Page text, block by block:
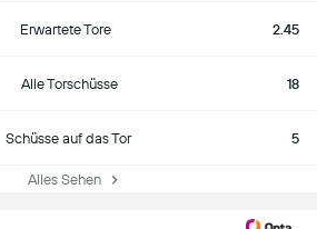
Erwartete Tore 2.45
Alle Torschüsse 18
Schüsse auf das Tor 5
Alles Sehen